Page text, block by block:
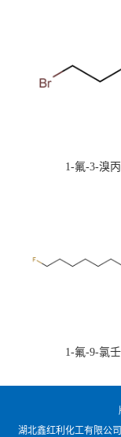
1-氟-3-溴
1-氟-9-氯
湖北鑫红利化工有限公司